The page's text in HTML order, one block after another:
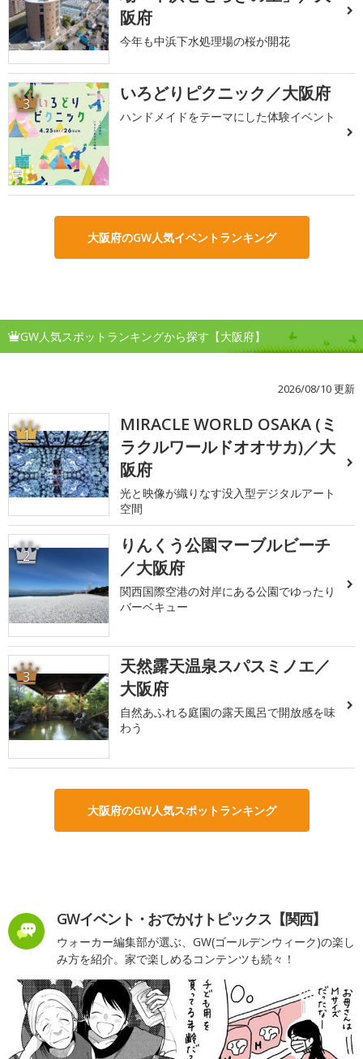
阪府
今年も中浜下水処理場の桜が開花
3 いろどりピクニック／大阪府
ハンドメイドをテーマにした体験イベント
大阪府のGW人気イベントランキング
GW人気スポットランキングから探す【大阪府】
2026/08/10 更新
1
MIRACLE WORLD OSAKA (ミ
ラクルワールドオオサカ)／大
阪府
光と映像が織りなす没入型デジタルアート
空間
2
りんくう公園マーブルビーチ
／大阪府
関西国際空港の対岸にある公園でゆったり
バーベキュー
3
天然露天温泉スパスミノエ／
大阪府
自然あふれる庭園の露天風呂で開放感を味
わう
大阪府のGW人気スポットランキング
GWイベント・おでかけトピックス【関西】
ウォーカー編集部が選ぶ、GW(ゴールデンウィーク)の楽し
み方を紹介。家で楽しめるコンテンツも続々！